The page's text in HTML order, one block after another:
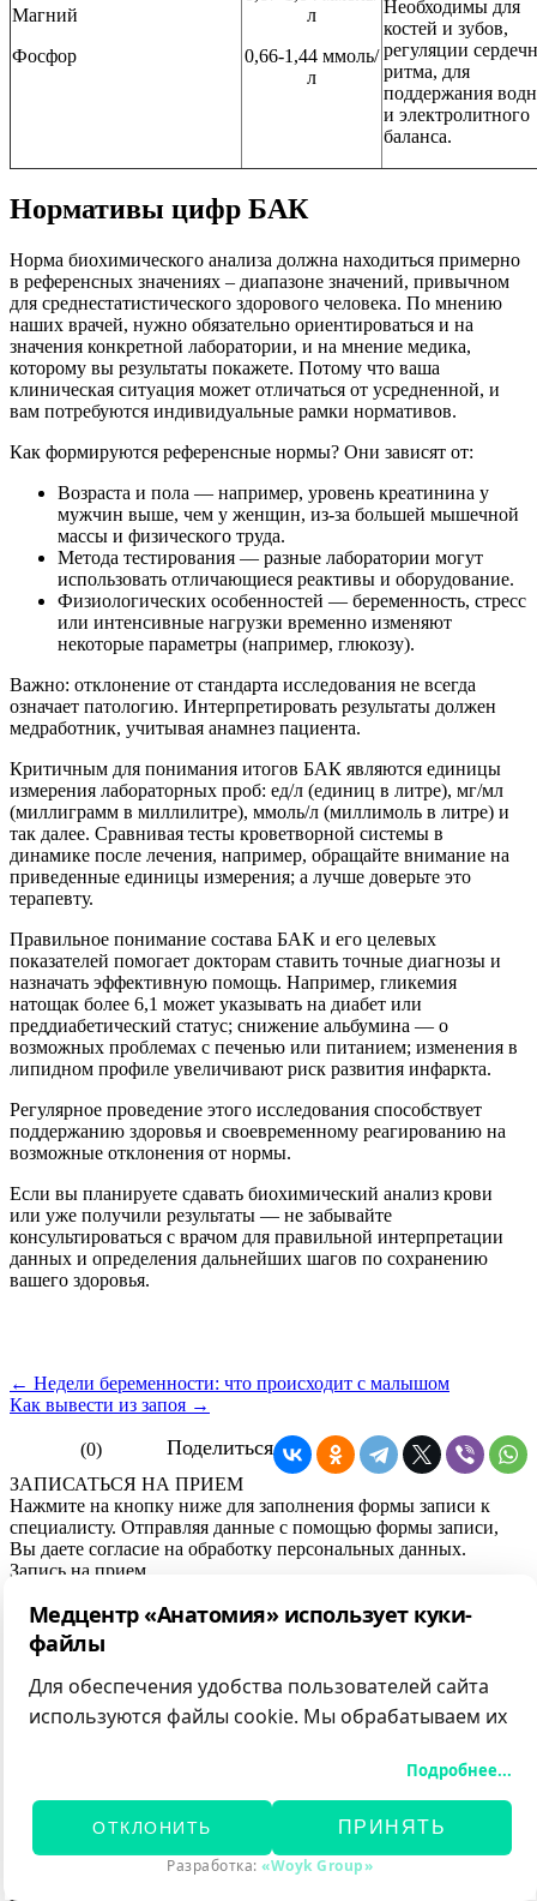
Магний
Фосфор
л
0,66-1,44 ммоль/
л
Необходимы для
костей и зубов,
регуляции
ритма, для
поддержания
и электролитного
баланса.
Нормативы цифр БАК
Норма биохимического анализа должна находиться примерно
в референсных значениях – диапазоне значений, привычном
для среднестатистического здорового человека. По мнению
наших врачей, нужно обязательно ориентироваться и на
значения конкретной лаборатории, и на мнение медика,
которому вы результаты покажете. Потому что ваша
клиническая ситуация может отличаться от усредненной, и
вам потребуются индивидуальные рамки нормативов.
Как формируются референсные нормы? Они зависят от:
Возраста и пола — например, уровень креатинина у
мужчин выше, чем у женщин, из-за большей мышечной
массы и физического труда.
Метода тестирования — разные лаборатории могут
использовать отличающиеся реактивы и оборудование.
Физиологических особенностей — беременность, стресс
или интенсивные нагрузки временно изменяют
некоторые параметры (например, глюкозу).
Важно: отклонение от стандарта исследования не всегда
означает патологию. Интерпретировать результаты должен
медработник, учитывая анамнез пациента.
Критичным для понимания итогов БАК являются единицы
измерения лабораторных проб: ед/л (единиц в литре), мг/мл
(миллиграмм в миллилитре), ммоль/л (миллимоль в литре) и
так далее. Сравнивая тесты кроветворной системы в
динамике после лечения, например, обращайте внимание на
приведенные единицы измерения; а лучше доверьте это
терапевту.
Правильное понимание состава БАК и его целевых
показателей помогает докторам ставить точные диагнозы и
назначать эффективную помощь. Например, гликемия
натощак более 6,1 может указывать на диабет или
преддиабетический статус; снижение альбумина — о
возможных проблемах с печенью или питанием; изменения в
липидном профиле увеличивают риск развития инфаркта.
Регулярное проведение этого исследования способствует
поддержанию здоровья и своевременному реагированию на
возможные отклонения от нормы.
Если вы планируете сдавать биохимический анализ крови
или уже получили результаты — не забывайте
консультироваться с врачом для правильной интерпретации
данных и определения дальнейших шагов по сохранению
вашего здоровья.
← Недели беременности: что происходит с малышом
Как вывести из запоя →
(0) Поделиться
ЗАПИСАТЬСЯ НА ПРИЕМ
Нажмите на кнопку ниже для заполнения формы записи к
специалисту. Отправляя данные с помощью формы записи,
Вы даете согласие на обработку персональных данных.
Запись на прием
АНАТОМИЯ
Мы придерживаемся простого и ясного взгляда: медицинские
услуги должны быть доступными и безупречно
профессиональными. Точное обследование организма,
эффективное лечение и бережная реабилитация - надёжный
Понедельник
Медцентр «Анатомия» использует куки-
файлы
Для обеспечения удобства пользователей сайта
используются файлы cookie. Мы обрабатываем их
Вы можете принять все файлы cookie, отклонить
необязательные или самостоятельно настроить
категории обрабатываемых данных.
Подробнее...
ПРИНЯТЬ
ОТКЛОНИТЬ
Разработка:«Woyk Group»